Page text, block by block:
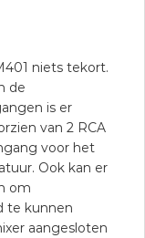
niets tekort.
de
is er
van 2 RCA
voor het
Ook kan er
om
te kunnen
aangesloten